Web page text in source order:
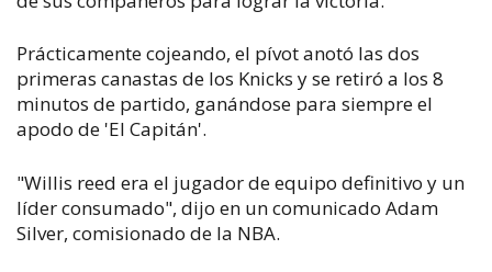
Prácticamente cojeando, el pívot anotó las dos
primeras canastas de los Knicks y se retiró a los 8
minutos de partido, ganándose para siempre el
apodo de 'El Capitán'.
"Willis reed era el jugador de equipo definitivo y un
líder consumado", dijo en un comunicado Adam
Silver, comisionado de la NBA.